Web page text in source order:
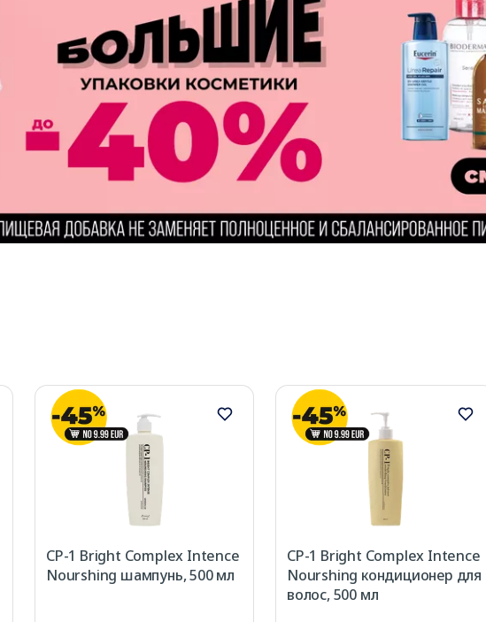
CP-1 Bright Complex Intence
Nourshing шампунь, 500 мл
CP-1 Bright Complex Intence
Nourshing кондиционер для
волос, 500 мл